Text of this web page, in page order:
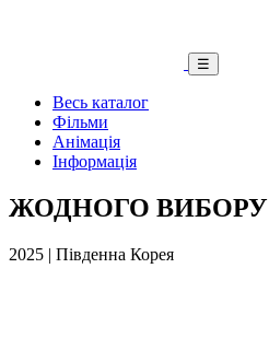
☰
Весь каталог
Фільми
Анімація
Інформація
ЖОДНОГО ВИБОРУ
2025 | Південна Корея